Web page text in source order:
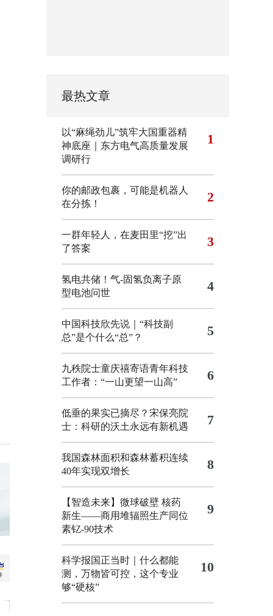
最热文章
以“麻绳劲儿”筑牢大国重器精
神底座｜东方电气高质量发展
调研行
1
你的邮政包裹，可能是机器人
在分拣！
2
一群年轻人，在麦田里“挖”出
了答案
3
氢电共储！气-固氢负离子原
型电池问世
4
中国科技欣先说｜“科技副
总”是个什么“总”？
5
九秩院士童庆禧寄语青年科技
工作者：“一山更望一山高”
6
低垂的果实已摘尽？宋保亮院
士：科研的沃土永远有新机遇
7
我国森林面积和森林蓄积连续
40年实现双增长
8
【智造未来】微球破壁 核药
新生——商用堆辐照生产同位
素钇-90技术
9
科学报国正当时｜什么都能
测，万物皆可控，这个专业
够“硬核”
10